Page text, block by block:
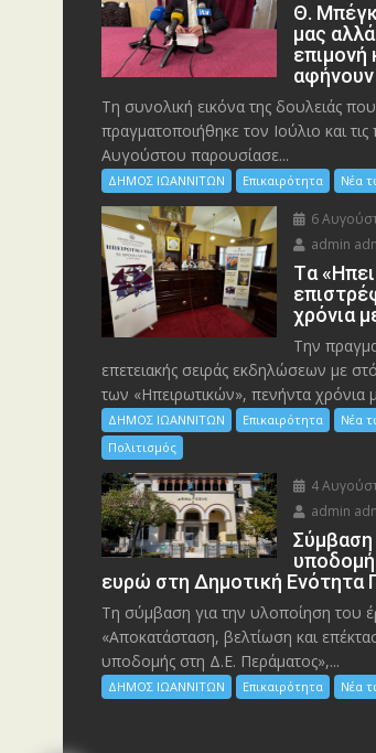
Θ.
μας
επιμονή
Τη συνολική εικόνα της δουλειάς που
πραγματοποιήθηκε τον Ιούλιο και
Αυγούστου παρουσίασε...
ΔΗΜΟΣ ΙΩΑΝΝΙΤΩΝ Επικαιρότητα Νέα
6
admin
Tα
χρόνια
Την
επετειακής σειράς εκδηλώσεων με
των «Ηπειρωτικών», πενήντα χρόνια
ΔΗΜΟΣ ΙΩΑΝΝΙΤΩΝ Επικαιρότητα
Νέα
Πολιτισμός
4
admin
Σύμβαση
ευρώ στη Δημοτική Ενότητα
Τη σύμβαση για την υλοποίηση του
«Αποκατάσταση, βελτίωση και
υποδομής στη Δ.Ε. Περάματος»,...
ΔΗΜΟΣ ΙΩΑΝΝΙΤΩΝ Επικαιρότητα Νέα